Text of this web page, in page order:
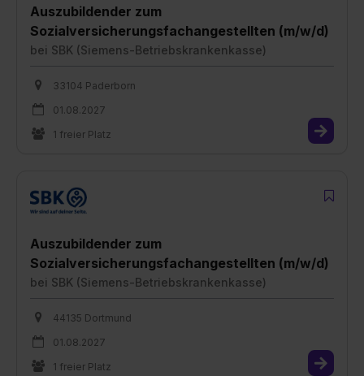
Auszubildender zum
Sozialversicherungsfachangestellten (m/w/d)
bei SBK (Siemens-Betriebskrankenkasse)
33104 Paderborn
01.08.2027
1 freier Platz
Auszubildender zum
Sozialversicherungsfachangestellten (m/w/d)
bei SBK (Siemens-Betriebskrankenkasse)
44135 Dortmund
01.08.2027
1 freier Platz